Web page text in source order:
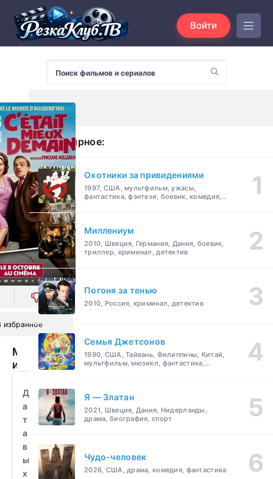
Войти
0
избранное
Муж
и
против
будущего
(2025)
смотреть
бесплатно
Д
а
т
а
в
ы
х
Популярное:
Охотники за привидениями
1997, США, мультфильм, ужасы,
фантастика, фэнтези, боевик, комедия,
Миллениум
2010, Швеция, Германия, Дания, боевик,
триллер, криминал, детектив
Погоня за тенью
2010, Россия, криминал, детектив
Семья Джетсонов
1990, США, Тайвань, Филиппины, Китай,
мультфильм, мюзикл, фантастика,
Я — Златан
2021, Швеция, Дания, Нидерланды,
драма, биография, спорт
Чудо-человек
2026, США, драма, комедия, фантастика